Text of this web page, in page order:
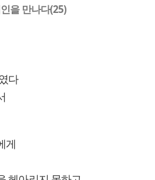
을 만나다(25)
다
게